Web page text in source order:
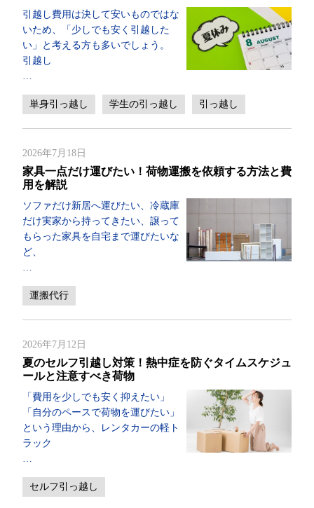
引越し費用は決して安いものではな
いため、「少しでも安く引越した
い」と考える方も多いでしょう。
引越し
単身引っ越し 学生の引っ越し 引っ越し
2026年7月18日
家具一点だけ運びたい！荷物運搬を依頼する方法と費
用を解説
ソファだけ新居へ運びたい、冷蔵庫
だけ実家から持ってきたい、譲って
もらった家具を自宅まで運びたいな
ど、
運搬代行
2026年7月12日
夏のセルフ引越し対策！熱中症を防ぐタイムスケジュ
ールと注意すべき荷物
「費用を少しでも安く抑えたい」
「自分のペースで荷物を運びたい」
という理由から、レンタカーの軽ト
ラック
セルフ引っ越し